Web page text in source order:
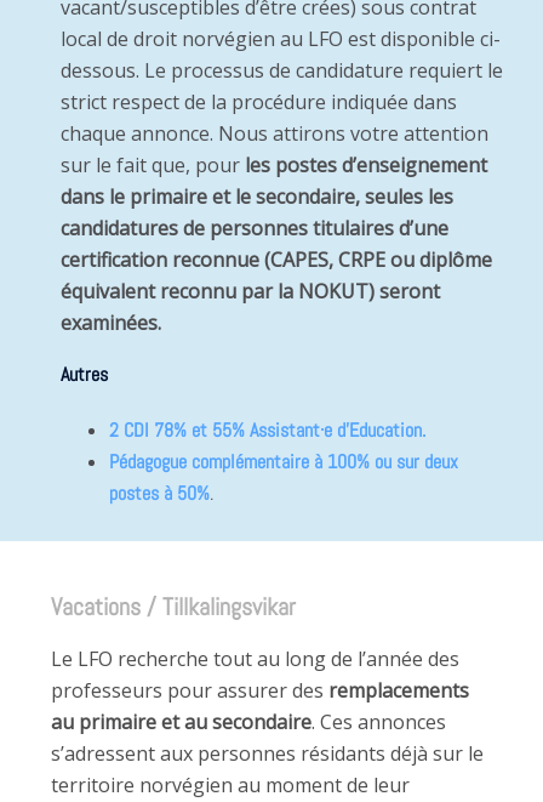
vacant/susceptibles d’être crées) sous contrat
local de droit norvégien au LFO est disponible ci-
dessous. Le processus de candidature requiert le
strict respect de la procédure indiquée dans
chaque annonce. Nous attirons votre attention
sur le fait que, pour les postes d’enseignement
dans le primaire et le secondaire, seules les
candidatures de personnes titulaires d’une
certification reconnue (CAPES, CRPE ou diplôme
équivalent reconnu par la NOKUT) seront
examinées.
Autres
2 CDI 78% et 55%Assistant·e d’Education.
Pédagogue complémentaire à 100% ou sur deux
postes à 50%.
Vacations / Tillkalingsvikar
Le LFO recherche tout au long de l’année des
professeurs pour assurer des remplacements
au primaire et au secondaire. Ces annonces
s’adressent aux personnes résidants déjà sur le
territoire norvégien au moment de leur